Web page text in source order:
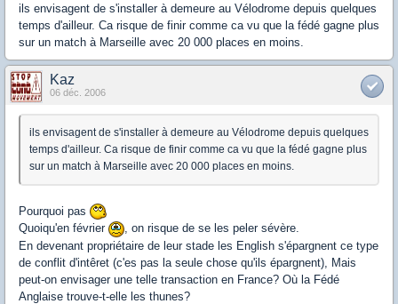
ils envisagent de s'installer à demeure au Vélodrome depuis quelques
temps d'ailleur. Ca risque de finir comme ca vu que la fédé gagne plus
sur un match à Marseille avec 20 000 places en moins.
Kaz
06 déc. 2006
ils envisagent de s'installer à demeure au Vélodrome depuis quelques
temps d'ailleur. Ca risque de finir comme ca vu que la fédé gagne plus
sur un match à Marseille avec 20 000 places en moins.
Pourquoi pas
Quoiqu'en février
, on risque de se les peler sévère.
En devenant propriétaire de leur stade les English s'épargnent ce type
de conflit d'intêret (c'es pas la seule chose qu'ils épargnent), Mais
peut-on envisager une telle transaction en France? Où la Fédé
Anglaise trouve-t-elle les thunes?